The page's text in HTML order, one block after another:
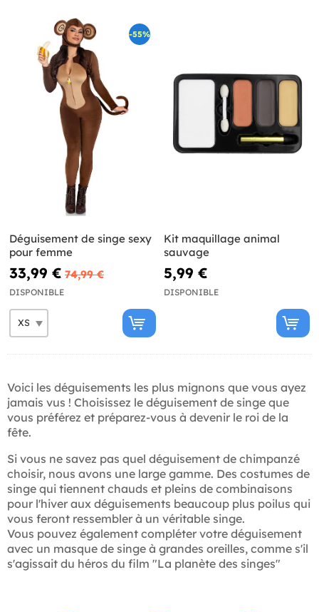
-55%
Déguisement de singe sexy
pour femme
33,99 € 74,99 €
DISPONIBLE
Kit maquillage animal
sauvage
5,99 €
DISPONIBLE
Voici les déguisements les plus mignons que vous ayez
jamais vus ! Choisissez le déguisement de singe que
vous préférez et préparez-vous à devenir le roi de la
fête.
Si vous ne savez pas quel déguisement de chimpanzé
choisir, nous avons une large gamme. Des costumes de
singe qui tiennent chauds et pleins de combinaisons
pour l'hiver aux déguisements beaucoup plus poilus qui
vous feront ressembler à un véritable singe.
Vous pouvez également compléter votre déguisement
avec un masque de singe à grandes oreilles, comme s'il
s'agissait du héros du film "La planète des singes"